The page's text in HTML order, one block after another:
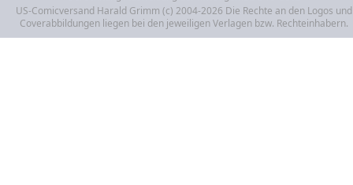
US-Comicversand Harald Grimm (c) 2004-2026 Die Rechte an den Logos und
Coverabbildungen liegen bei den jeweiligen Verlagen bzw. Rechteinhabern.